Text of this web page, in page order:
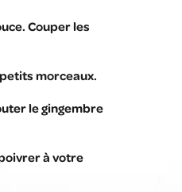
Couper les
morceaux.
le gingembre
à votre